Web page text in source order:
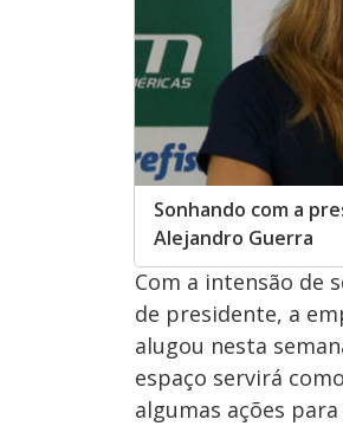
Sonhando com a
Alejandro Guerra
Com a intensão de
de presidente, a
alugou nesta
espaço servirá
algumas ações